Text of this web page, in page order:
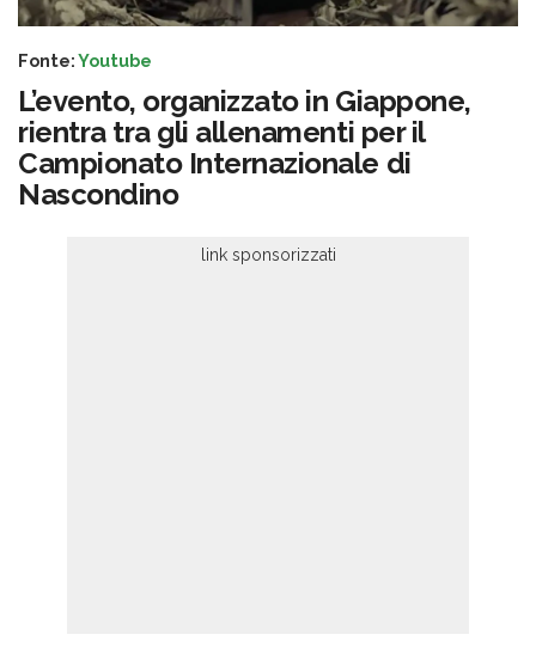
Fonte:Youtube
L’evento, organizzato in Giappone,
rientra tra gli allenamenti per il
Campionato Internazionale di
Nascondino